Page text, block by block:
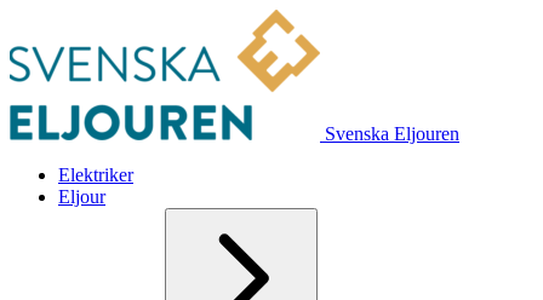
Svenska Eljouren
Elektriker
Eljour